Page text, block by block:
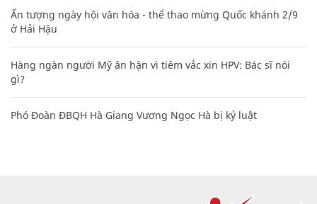
Ấn tượng ngày hội văn hóa - thể thao mừng Quốc khánh 2/9
ở Hải Hậu
Hàng ngàn người Mỹ ân hận vì tiêm vắc xin HPV: Bác sĩ nói
gì?
Phó Đoàn ĐBQH Hà Giang Vương Ngọc Hà bị kỷ luật